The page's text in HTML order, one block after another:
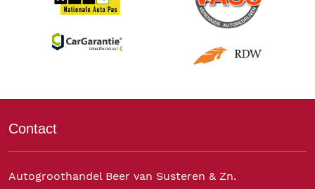
Contact
Autogroothandel Beer van Susteren & Zn.